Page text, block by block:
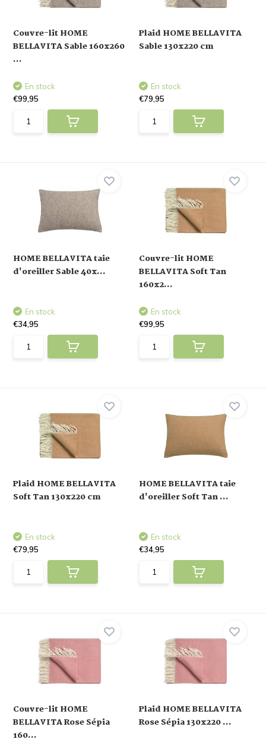
Couvre-lit HOME
BELLAVITA Sable 160x260
...
En stock
€99,95
Plaid HOME BELLAVITA
Sable 130x220 cm
En stock
€79,95
HOME BELLAVITA taie
d'oreiller Sable 40x...
En stock
€34,95
Couvre-lit HOME
BELLAVITA Soft Tan
160x2...
En stock
€99,95
Plaid HOME BELLAVITA
Soft Tan 130x220 cm
En stock
€79,95
HOME BELLAVITA taie
d'oreiller Soft Tan ...
En stock
€34,95
Couvre-lit HOME
BELLAVITA Rose Sépia
160...
Plaid HOME BELLAVITA
Rose Sépia 130x220 ...